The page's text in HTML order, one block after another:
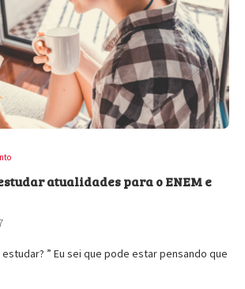
atualidades para o ENEM e
” Eu sei que pode estar pensando que